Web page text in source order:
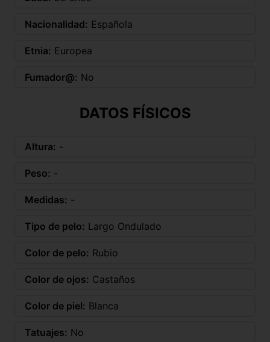
Nacionalidad: Española
Etnia: Europea
Fumador@: No
DATOS FÍSICOS
Altura: -
Peso: -
Medidas: -
Tipo de pelo: Largo Ondulado
Color de pelo: Rubio
Color de ojos: Castaños
Color de piel: Blanca
Tatuajes: No